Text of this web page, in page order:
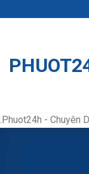
.Phuot24h - Chuyên